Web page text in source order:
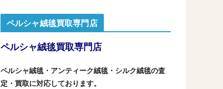
ペルシャ絨毯買取専門店
ペルシャ絨毯買取専門店
ペルシャ絨毯・アンティーク絨毯・シルク絨毯の査
定・買取に対応しております。